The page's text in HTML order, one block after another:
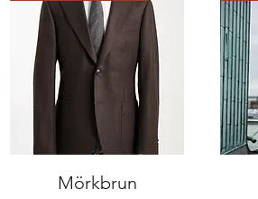
Mörkbrun